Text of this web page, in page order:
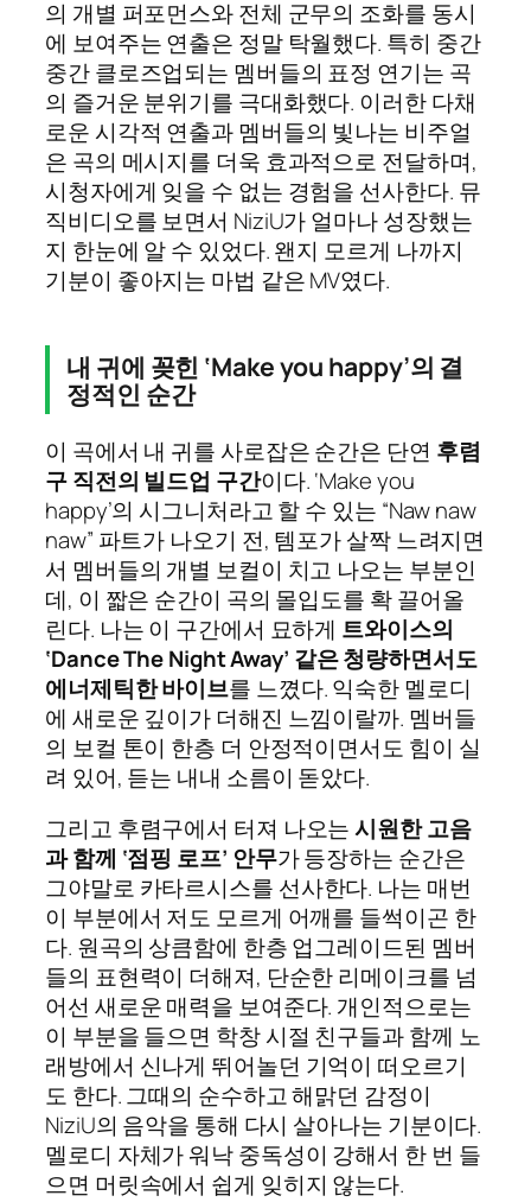
의 개별 퍼포먼스와 전체 군무의 조화를 동시
에 보여주는 연출은 정말 탁월했다. 특히 중간
중간 클로즈업되는 멤버들의 표정 연기는 곡
의 즐거운 분위기를 극대화했다. 이러한 다채
로운 시각적 연출과 멤버들의 빛나는 비주얼
은 곡의 메시지를 더욱 효과적으로 전달하며,
시청자에게 잊을 수 없는 경험을 선사한다. 뮤
직비디오를 보면서 NiziU가 얼마나 성장했는
지 한눈에 알 수 있었다. 왠지 모르게 나까지
기분이 좋아지는 마법 같은 MV였다.
내 귀에 꽂힌 ‘Make you happy’의 결
정적인 순간
이 곡에서 내 귀를 사로잡은 순간은 단연 후렴
구 직전의 빌드업 구간이다. ‘Make you
happy’의 시그니처라고 할 수 있는 “Naw naw
naw” 파트가 나오기 전, 템포가 살짝 느려지면
서 멤버들의 개별 보컬이 치고 나오는 부분인
데, 이 짧은 순간이 곡의 몰입도를 확 끌어올
린다. 나는 이 구간에서 묘하게 트와이스의
‘Dance The Night Away’ 같은 청량하면서도
에너제틱한 바이브를 느꼈다. 익숙한 멜로디
에 새로운 깊이가 더해진 느낌이랄까. 멤버들
의 보컬 톤이 한층 더 안정적이면서도 힘이 실
려 있어, 듣는 내내 소름이 돋았다.
그리고 후렴구에서 터져 나오는시원한 고음
과 함께 ‘점핑 로프’ 안무가 등장하는 순간은
그야말로 카타르시스를 선사한다. 나는 매번
이 부분에서 저도 모르게 어깨를 들썩이곤 한
다. 원곡의 상큼함에 한층 업그레이드된 멤버
들의 표현력이 더해져, 단순한 리메이크를 넘
어선 새로운 매력을 보여준다. 개인적으로는
이 부분을 들으면 학창 시절 친구들과 함께 노
래방에서 신나게 뛰어놀던 기억이 떠오르기
도 한다. 그때의 순수하고 해맑던 감정이
NiziU의 음악을 통해 다시 살아나는 기분이다.
멜로디 자체가 워낙 중독성이 강해서 한 번 들
으면 머릿속에서 쉽게 잊히지 않는다.